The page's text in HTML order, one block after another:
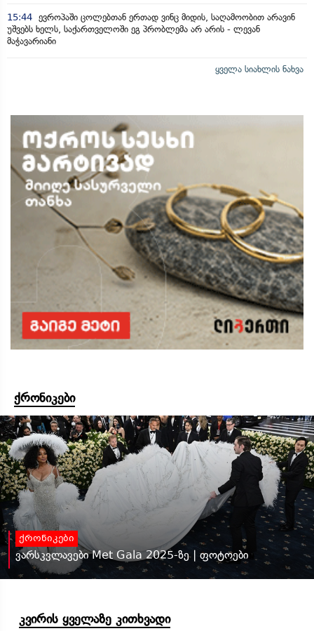
15:44 ევროპაში ცოლებთან ერთად ვინც მიდის, საღამოობით არავინ
უშვებს ხელს, საქართველოში ეგ პრობლემა არ არის - ლევან
მაჭავარიანი
ყველა სიახლის ნახვა
ქრონიკები
ქრონიკები
ვარსკვლავები Met Gala 2025-ზე | ფოტოები
კვირის ყველაზე კითხვადი